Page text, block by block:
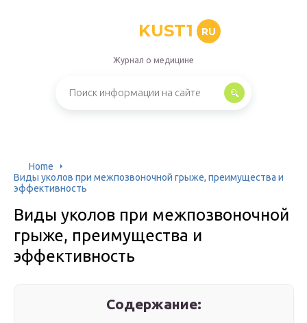
KUST1 RU
Журнал о медицине
Home
Виды уколов при межпозвоночной грыже, преимущества и
эффективность
Виды уколов при межпозвоночной
грыже, преимущества и
эффективность
Содержание: